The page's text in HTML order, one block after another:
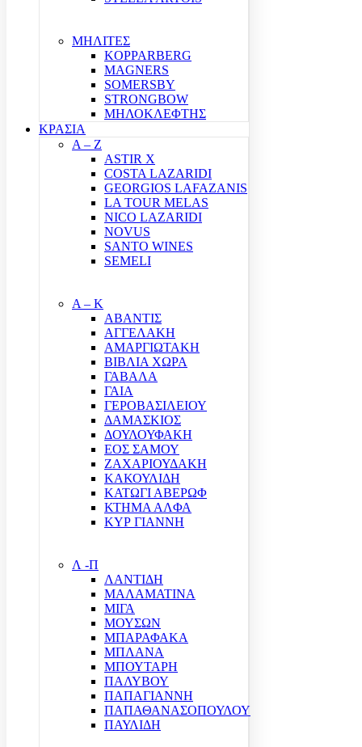
ΜΗΛΙΤΕΣ
KOPPARBERG
MAGNERS
SOMERSBY
STRONGBOW
ΜΗΛΟΚΛΕΦΤΗΣ
ΚΡΑΣΙΑ
A – Z
ASTIR X
COSTA LAZARIDI
GEORGIOS LAFAZANIS
LA TOUR MELAS
NICO LAZARIDI
NOVUS
SANTO WINES
SEMELI
Α – Κ
ΑΒΑΝΤΙΣ
ΑΓΓΕΛΑΚΗ
ΑΜΑΡΓΙΩΤΑΚΗ
ΒΙΒΛΙΑ ΧΩΡΑ
ΓΑΒΑΛΑ
ΓΑΙΑ
ΓΕΡΟΒΑΣΙΛΕΙΟΥ
ΔΑΜΑΣΚΙΟΣ
ΔΟΥΛΟΥΦΑΚΗ
ΕΟΣ ΣΑΜΟΥ
ΖΑΧΑΡΙΟΥΔΑΚΗ
ΚΑΚΟΥΛΙΔΗ
ΚΑΤΩΓΙ ΑΒΕΡΩΦ
ΚΤΗΜΑ ΑΛΦΑ
ΚΥΡ ΓΙΑΝΝΗ
Λ -Π
ΛΑΝΤΙΔΗ
ΜΑΛΑΜΑΤΙΝΑ
ΜΙΓΑ
ΜΟΥΣΩΝ
ΜΠΑΡΑΦΑΚΑ
ΜΠΛΑΝΑ
ΜΠΟΥΤΑΡΗ
ΠΑΛΥΒΟΥ
ΠΑΠΑΓΙΑΝΝΗ
ΠΑΠΑΘΑΝΑΣΟΠΟΥΛΟΥ
ΠΑΥΛΙΔΗ